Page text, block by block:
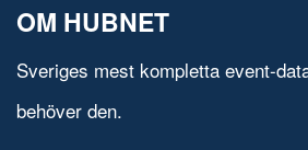
OM HUBNET
Sveriges mest kompletta event-
behöver den.